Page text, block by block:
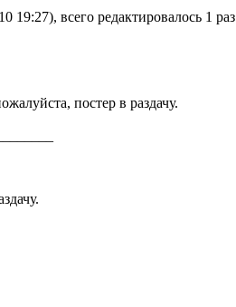
19:27), всего редактировалось 1 раз
постер в раздачу.